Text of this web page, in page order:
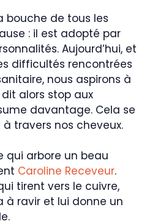
bouche de tous les
: il est adopté par
Aujourd’hui, et
difficultés rencontrées
nous aspirons à
alors stop aux
davantage. Cela se
travers nos cheveux.
qui arbore un beau
Caroline Receveur.
tirent vers le cuivre,
ravir et lui donne un